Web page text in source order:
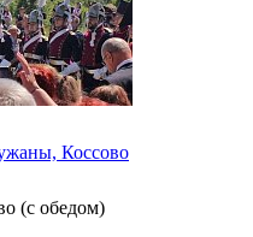
Коссово
(с обедом)